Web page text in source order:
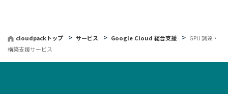
cloudpackトップ サービス Google Cloud 総合支援
GPU 調達・
構築支援サービス